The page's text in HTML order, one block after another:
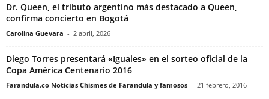
Dr. Queen, el tributo argentino más destacado a Queen,
confirma concierto en Bogotá
Carolina Guevara - 2 abril, 2026
Diego Torres presentará «Iguales» en el sorteo oficial de la
Copa América Centenario 2016
Farandula.co Noticias Chismes de Farandula y famosos - 21 febrero, 2016